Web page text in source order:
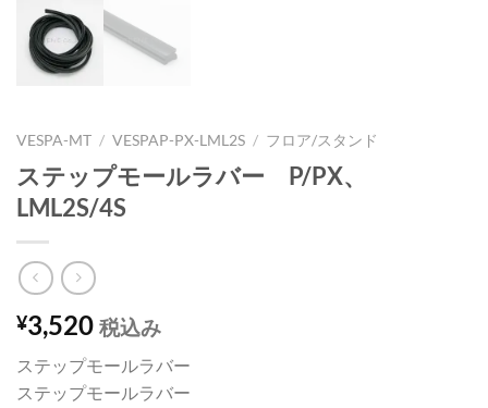
VESPA-MT / VESPAP-PX-LML2S / フロア/スタンド
ステップモールラバー P/PX、
LML2S/4S
¥3,520 税込み
ステップモールラバー
ステップモールラバー